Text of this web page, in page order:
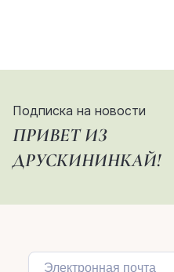
Подписка на новости
ПРИВЕТ ИЗ
ДРУСКИНИНКАЙ!